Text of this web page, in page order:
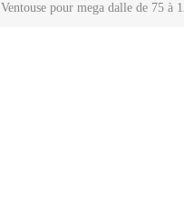
Ventouse pour mega dalle de 75 à